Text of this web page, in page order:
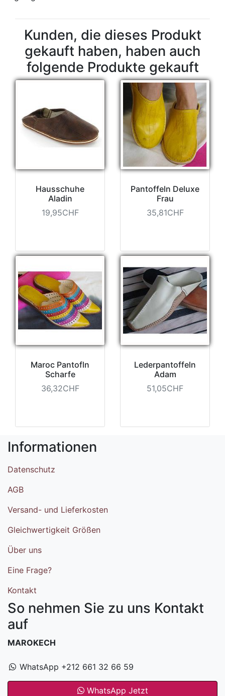
Kunden, die dieses Produkt
gekauft haben, haben auch
folgende Produkte gekauft
Hausschuhe
Aladin
19,95CHF
Pantoffeln Deluxe
Frau
35,81CHF
Maroc Pantofln
Scharfe
36,32CHF
Lederpantoffeln
Adam
51,05CHF
Informationen
Datenschutz
AGB
Versand- und Lieferkosten
Gleichwertigkeit Größen
Über uns
Eine Frage?
Kontakt
So nehmen Sie zu uns Kontakt
auf
MAROKECH
WhatsApp +212 661 32 66 59
WhatsApp Jetzt